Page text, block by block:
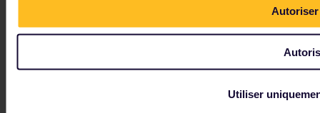
Utiliser